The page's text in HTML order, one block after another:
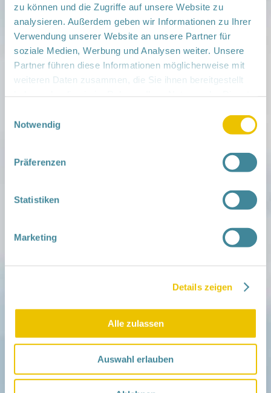
zu können und die Zugriffe auf unsere Website zu
analysieren. Außerdem geben wir Informationen zu Ihrer
Verwendung unserer Website an unsere Partner für
soziale Medien, Werbung und Analysen weiter. Unsere
Partner führen diese Informationen möglicherweise mit
weiteren Daten zusammen, die Sie ihnen bereitgestellt
Notwendig
Präferenzen
Statistiken
Marketing
Details zeigen
Alle zulassen
Auswahl erlauben
Mitmachen
Familien ehrenamtlich begleiten
Netzwerk-Nachrichten
Das Familienhandbuch
Infopool
Fördern
Träger und Förderer